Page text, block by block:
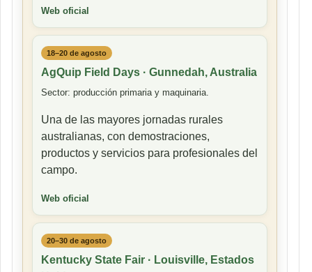
Web oficial
18–20 de agosto
AgQuip Field Days · Gunnedah, Australia
Sector: producción primaria y maquinaria.
Una de las mayores jornadas rurales
australianas, con demostraciones,
productos y servicios para profesionales del
campo.
Web oficial
20–30 de agosto
Kentucky State Fair · Louisville, Estados